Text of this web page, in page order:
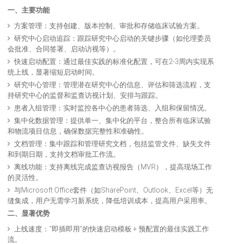
一、主要功能
方案管理：支持创建、版本控制、审批和存储临床试验方案。
研究中心启动追踪：跟踪研究中心启动的关键步骤（如伦理委员
会批准、合同签署、启动访视等）。
快速启动配置：通过最佳实践的标准化配置，可在2-3周内实现系
统上线，显著缩短启动时间。
研究中心管理：管理潜在研究中心的信息、评估和筛选流程，支
持研究中心的监督和监查访视计划、安排与跟踪。
患者入组管理：实时监控各中心的患者筛选、入组和保留情况。
集中化数据管理：提供单一、集中化的平台，整合所有临床试验
和物流项目信息，确保数据完整性和准确性。
文档管理：集中跟踪和管理研究文档，包括监管文件、缺失文件
和到期日期，支持文档审批工作流。
离线功能：支持离线完成监查访视报告（MVR），提高现场工作
的灵活性。
与Microsoft Office套件（如SharePoint、Outlook、Excel等）无
缝集成，用户无需学习新系统，降低培训成本，提高用户采用率。
二、显著优势
上线速度：“即插即用”的快速启动模板 + 预配置的最佳实践工作
流。